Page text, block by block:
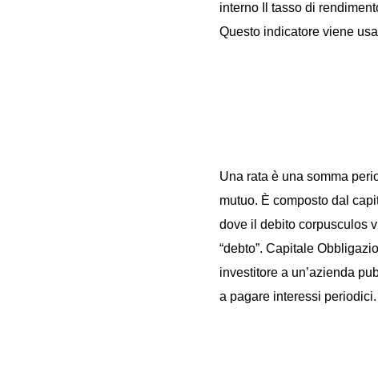
interno Il tasso di
Questo indicatore viene
Una rata è una somma
mutuo. È composto dal
dove il debito corpusculos
“debto”. Capitale
investitore a un’azienda
a pagare interessi periodici.